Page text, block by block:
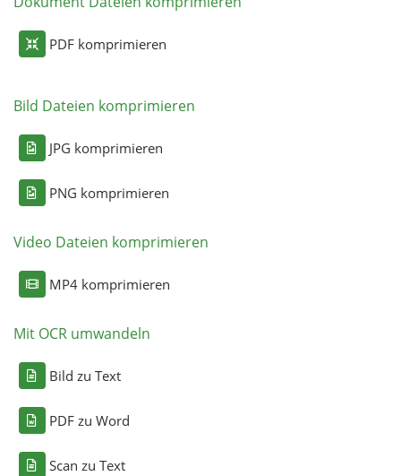
PDF komprimieren
Bild Dateien komprimieren
JPG komprimieren
PNG komprimieren
Video Dateien komprimieren
MP4 komprimieren
Mit OCR umwandeln
Bild zu Text
PDF zu Word
Scan zu Text